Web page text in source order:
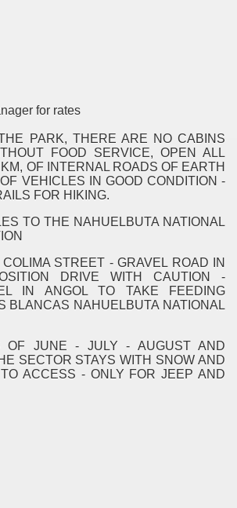
for rates
PARK, THERE ARE NO CABINS
FOOD SERVICE, OPEN ALL
OF INTERNAL ROADS OF EARTH
VEHICLES IN GOOD CONDITION -
FOR HIKING.
TO THE NAHUELBUTA NATIONAL
STREET - GRAVEL ROAD IN
DRIVE WITH CAUTION -
IN ANGOL TO TAKE FEEDING
BLANCAS NAHUELBUTA NATIONAL
OF JUNE - JULY - AUGUST AND
SECTOR STAYS WITH SNOW AND
ACCESS - ONLY FOR JEEP AND